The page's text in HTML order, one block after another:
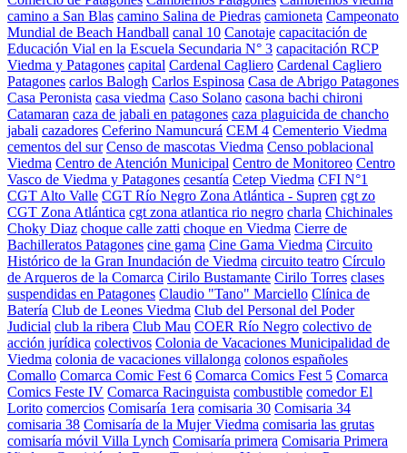
camino a San Blas camino Salina de Piedras camioneta Campeonato
Mundial de Beach Handball canal 10 Canotaje capacitación de
Educación Vial en la Escuela Secundaria N° 3 capacitación RCP
Viedma y Patagones capital Cardenal Cagliero Cardenal Cagliero
Patagones carlos Balogh Carlos Espinosa Casa de Abrigo Patagones
Casa Peronista casa viedma Caso Solano casona bachi chironi
Catamaran caza de jabali en patagones caza plaguicida de chancho
jabali cazadores Ceferino Namuncurá CEM 4 Cementerio Viedma
cementos del sur Censo de mascotas Viedma Censo poblacional
Viedma Centro de Atención Municipal Centro de Monitoreo Centro
Vasco de Viedma y Patagones cesantía Cetep Viedma CFI N°1
CGT Alto Valle CGT Río Negro Zona Atlántica - Supren cgt zo
CGT Zona Atlántica cgt zona atlantica rio negro charla Chichinales
Choky Diaz choque calle zatti choque en Viedma Cierre de
Bachilleratos Patagones cine gama Cine Gama Viedma Circuito
Histórico de la Gran Inundación de Viedma circuito teatro Círculo
de Arqueros de la Comarca Cirilo Bustamante Cirilo Torres clases
suspendidas en Patagones Claudio "Tano" Marciello Clínica de
Batería Club de Leones Viedma Club del Personal del Poder
Judicial club la ribera Club Mau COER Río Negro colectivo de
acción jurídica colectivos Colonia de Vacaciones Municipalidad de
Viedma colonia de vacaciones villalonga colonos españoles
Comallo Comarca Comic Fest 6 Comarca Comics Fest 5 Comarca
Comics Feste IV Comarca Racinguista combustible comedor El
Lorito comercios Comisaría 1era comisaria 30 Comisaria 34
comisaria 38 Comisaría de la Mujer Viedma comisaria las grutas
comisaría móvil Villa Lynch Comisaría primera Comisaria Primera